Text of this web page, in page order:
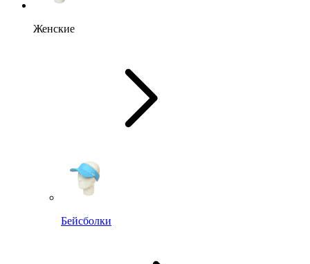
Женские
Бейсболки